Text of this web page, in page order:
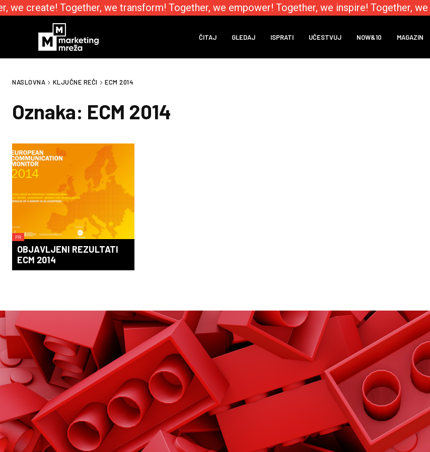
we create! Together, we transform! Together, we empower! Together, we inspire! Together,
ČITAJ GLEDAJ ISPRATI UČESTVUJ NOW&10 MAGAZIN
NASLOVNA KLJUČNE REČI ECM 2014
Oznaka: ECM 2014
PR
OBJAVLJENI REZULTATI
ECM 2014